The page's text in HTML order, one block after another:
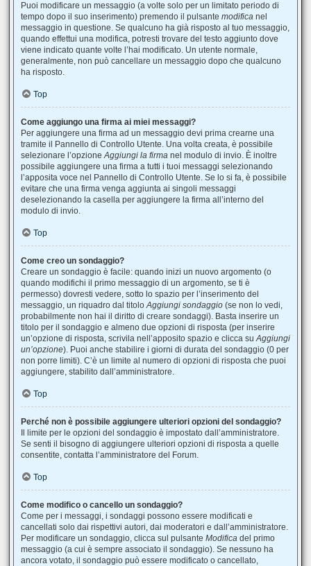
Puoi modificare un messaggio (a volte solo per un limitato periodo di
tempo dopo il suo inserimento) premendo il pulsante modifica nel
messaggio in questione. Se qualcuno ha già risposto al tuo messaggio,
quando effettui una modifica, potresti trovare del testo aggiunto dove
viene indicato quante volte l’hai modificato. Un utente normale,
generalmente, non può cancellare un messaggio dopo che qualcuno
ha risposto.
Top
Come aggiungo una firma ai miei messaggi?
Per aggiungere una firma ad un messaggio devi prima crearne una
tramite il Pannello di Controllo Utente. Una volta creata, è possibile
selezionare l’opzioneAggiungi la firma nel modulo di invio. È inoltre
possibile aggiungere una firma a tutti i tuoi messaggi selezionando
l’apposita voce nel Pannello di Controllo Utente. Se lo si fa, è possibile
evitare che una firma venga aggiunta ai singoli messaggi
deselezionando la casella per aggiungere la firma all’interno del
modulo di invio.
Top
Come creo un sondaggio?
Creare un sondaggio è facile: quando inizi un nuovo argomento (o
quando modifichi il primo messaggio di un argomento, se ti è
permesso) dovresti vedere, sotto lo spazio per l’inserimento del
messaggio, un riquadro dal titoloAggiungi sondaggio (se non lo vedi,
probabilmente non hai il diritto di creare sondaggi). Basta inserire un
titolo per il sondaggio e almeno due opzioni di risposta (per inserire
un’opzione di risposta, scrivila nell’apposito spazio e clicca suAggiungi
un’opzione). Puoi anche stabilire i giorni di durata del sondaggio (0 per
non porre limiti). C’è un limite al numero di opzioni di risposta che puoi
aggiungere, stabilito dall’amministratore.
Top
Perché non è possibile aggiungere ulteriori opzioni del sondaggio?
Il limite per le opzioni del sondaggio è impostato dall’amministratore.
Se senti il bisogno di aggiungere ulteriori opzioni di risposta a quelle
consentite, contatta l’amministratore del Forum.
Top
Come modifico o cancello un sondaggio?
Come per i messaggi, i sondaggi possono essere modificati e
cancellati solo dai rispettivi autori, dai moderatori e dall’amministratore.
Per modificare un sondaggio, clicca sul pulsante Modifica del primo
messaggio (a cui è sempre associato il sondaggio). Se nessuno ha
ancora votato, il sondaggio può essere modificato o cancellato,